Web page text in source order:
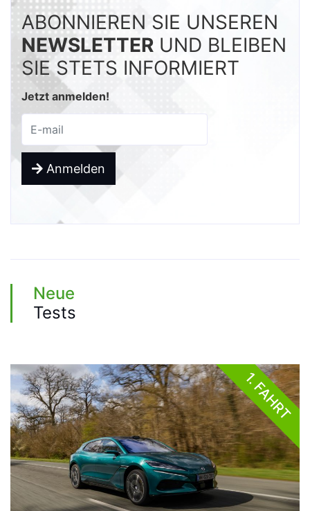
ABONNIEREN SIE UNSEREN
NEWSLETTER UND BLEIBEN
SIE STETS INFORMIERT
Jetzt anmelden!
Anmelden
Neue
Tests
1. FAHRT